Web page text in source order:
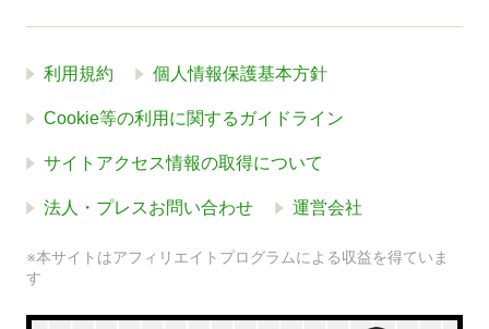
利用規約 個人情報保護基本方針
Cookie等の利用に関するガイドライン
サイトアクセス情報の取得について
法人・プレスお問い合わせ 運営会社
※本サイトはアフィリエイトプログラムによる収益を得ていま
す